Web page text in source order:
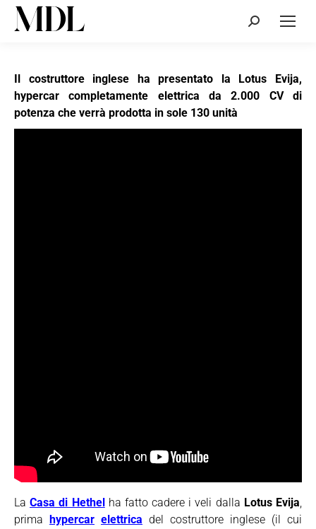
Cerca:
Il costruttore inglese ha presentato la Lotus Evija,
hypercar completamente elettrica da 2.000 CV di
potenza che verrà prodotta in sole 130 unità
LaCasa di Hethelha fatto cadere i veli dalla Lotus Evija,
prima hypercar elettrica del costruttore inglese (il cui